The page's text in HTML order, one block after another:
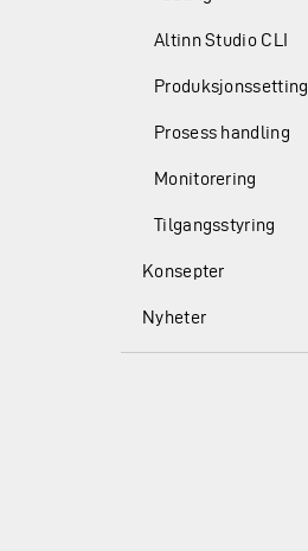
Altinn Studio CLI
Produksjonssetting
Prosess handling
Monitorering
Tilgangsstyring
Konsepter
Nyheter